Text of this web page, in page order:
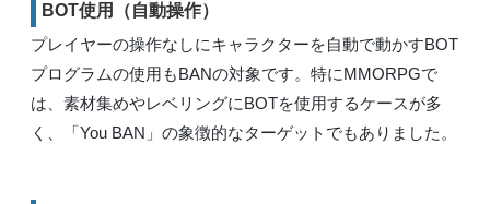
BOT使用（自動操作）
プレイヤーの操作なしにキャラクターを自動で動かすBOT
プログラムの使用もBANの対象です。特にMMORPGで
は、素材集めやレベリングにBOTを使用するケースが多
く、「You BAN」の象徴的なターゲットでもありました。